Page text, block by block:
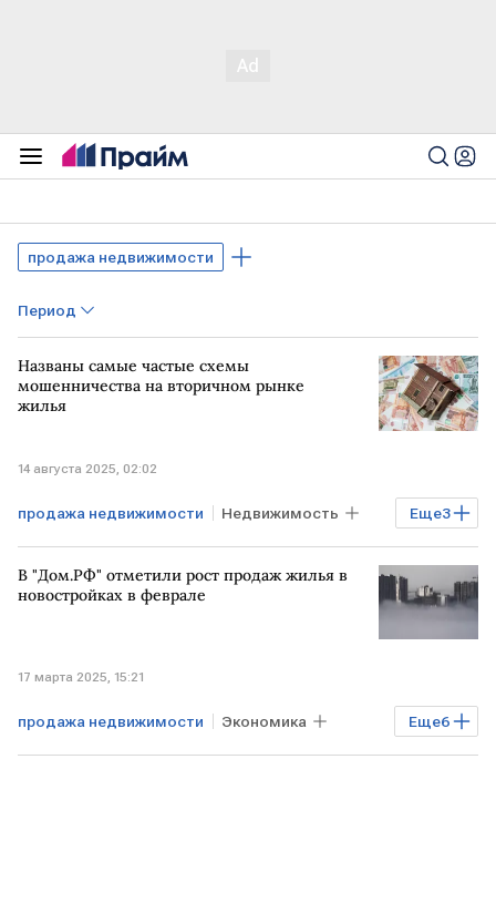
продажа недвижимости
Период
Названы самые частые схемы
мошенничества на вторичном рынке
жилья
14 августа 2025, 02:02
Еще3
продажа недвижимости Недвижимость
вторичное жилье Финансы
мошенничество
В "Дом.РФ" отметили рост продаж жилья в
новостройках в феврале
17 марта 2025, 15:21
Еще6
продажа недвижимости Экономика
Дом.РФ Недвижимость РОССИЯ